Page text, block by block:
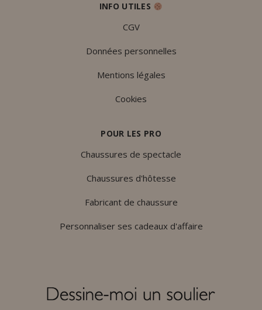
INFO UTILES
CGV
Données personnelles
Mentions légales
Cookies
POUR LES PRO
Chaussures de spectacle
Chaussures d'hôtesse
Fabricant de chaussure
Personnaliser ses cadeaux d'affaire